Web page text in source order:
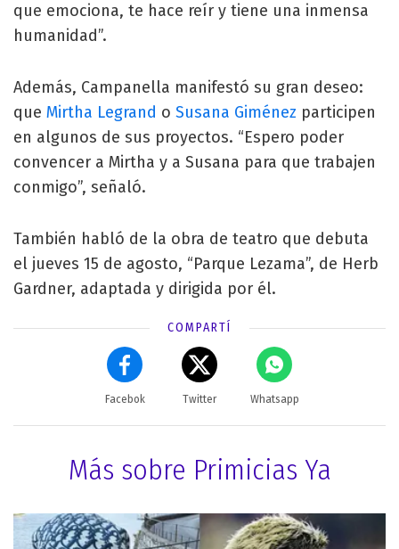
que emociona, te hace reír y tiene una inmensa
humanidad”.
Además, Campanella manifestó su gran deseo:
que Mirtha Legrand o Susana Giménez participen
en algunos de sus proyectos. “Espero poder
convencer a Mirtha y a Susana para que trabajen
conmigo”, señaló.
También habló de la obra de teatro que debuta
el jueves 15 de agosto, “Parque Lezama”, de Herb
Gardner, adaptada y dirigida por él.
COMPARTÍ
Facebok Twitter Whatsapp
Más sobre Primicias Ya